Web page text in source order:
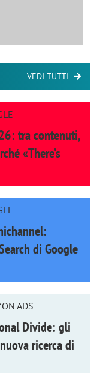
VEDI TUTTI
tra contenuti,
«There’s
di Google
ADS
Divide: gli
ricerca di